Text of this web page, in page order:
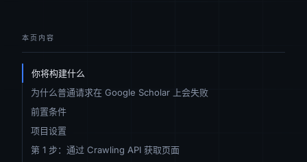
本页内容
你将构建什么
为什么普通请求在 Google Scholar 上会失败
前置条件
项目设置
第 1 步：通过 Crawling API 获取页面